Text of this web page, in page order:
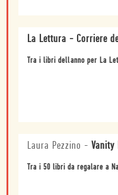
La Lettura - Corriere
Tra i libri dellanno per La
Laura Pezzino - Vanity
Tra i 50 libri da regalare a